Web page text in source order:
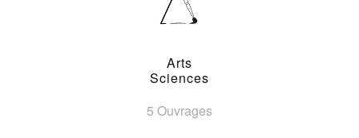
Arts
Sciences
5 Ouvrages